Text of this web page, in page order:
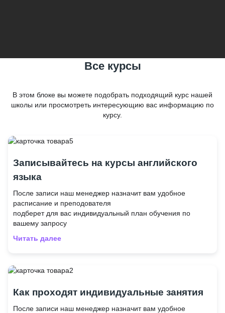
Все курсы
В этом блоке вы можете подобрать подходящий курс нашей
школы или просмотреть интересующию вас информацию по
курсу.
Записывайтесь на курсы английского
языка
После записи наш менеджер назначит вам удобное
расписание и преподователя
подберет для вас индивидуальный план обучения по
вашему запросу
Читать далее
Как проходят индивидуальные занятия
После записи наш менеджер назначит вам удобное